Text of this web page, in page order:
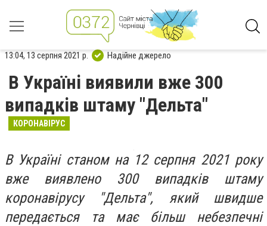
13:04, 13 серпня 2021 р. Надійне джерело
В Україні виявили вже 300
випадків штаму "Дельта"
КОРОНАВІРУС
В Україні станом на 12 серпня 2021 року
вже виявлено 300 випадків штаму
коронавірусу "Дельта", який швидше
передається та має більш небезпечні